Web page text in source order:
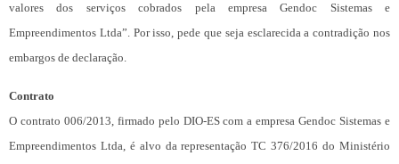
valores dos serviços cobrados pela empresa Gendoc Sistemas e
Empreendimentos Ltda”. Por isso, pede que seja esclarecida a contradição nos
embargos de declaração.
Contrato
O contrato 006/2013, firmado pelo DIO-ES com a empresa Gendoc Sistemas e
Empreendimentos Ltda, é alvo da representação TC 376/2016 do Ministério